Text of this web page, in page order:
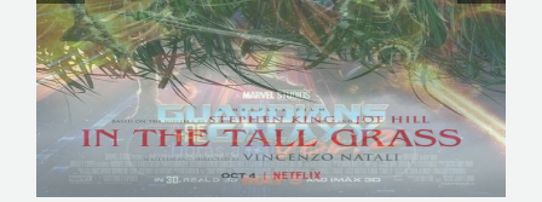
Ugrás a fejezethez